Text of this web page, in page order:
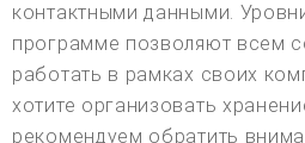
контактными данными.
программе позволяют всем
работать в рамках своих
хотите организовать
рекомендуем обратить